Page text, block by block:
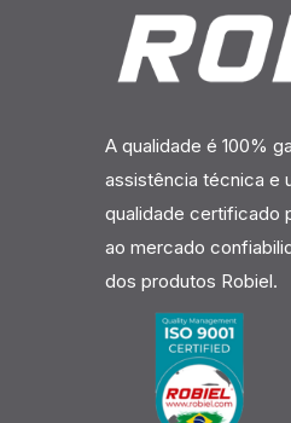
A qualidade é 100%
assistência técnica e
qualidade certificado
ao mercado
dos produtos Robiel.